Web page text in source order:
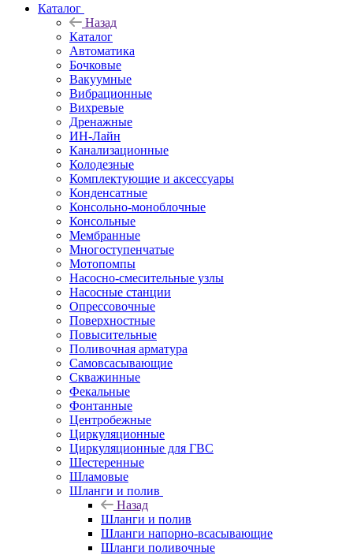
Каталог
Назад
Каталог
Автоматика
Бочковые
Вакуумные
Вибрационные
Вихревые
Дренажные
ИН-Лайн
Канализационные
Колодезные
Комплектующие и аксессуары
Конденсатные
Консольно-моноблочные
Консольные
Мембранные
Многоступенчатые
Мотопомпы
Насосно-смесительные узлы
Насосные станции
Опрессовочные
Поверхностные
Повысительные
Поливочная арматура
Самовсасывающие
Скважинные
Фекальные
Фонтанные
Центробежные
Циркуляционные
Циркуляционные для ГВС
Шестеренные
Шламовые
Шланги и полив
Назад
Шланги и полив
Шланги напорно-всасывающие
Шланги поливочные